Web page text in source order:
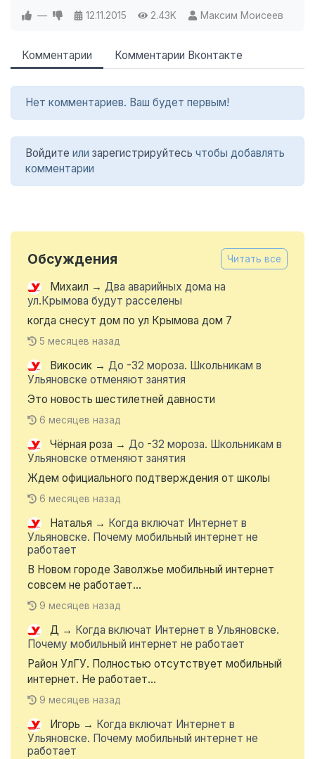
— 12.11.2015 2.43K Максим Моисеев
Комментарии Комментарии Вконтакте
Нет комментариев. Ваш будет первым!
Войдите или зарегистрируйтесь чтобы добавлять
комментарии
Обсуждения Читать все
Михаил → Два аварийных дома на
ул.Крымова будут расселены
когда снесут дом по ул Крымова дом 7
5 месяцев назад
Викосик → До -32 мороза. Школьникам в
Ульяновске отменяют занятия
Это новость шестилетней давности
6 месяцев назад
Чёрная роза → До -32 мороза. Школьникам в
Ульяновске отменяют занятия
Ждем официального подтверждения от школы
6 месяцев назад
Наталья → Когда включат Интернет в
Ульяновске. Почему мобильный интернет не
работает
В Новом городе Заволжье мобильный интернет
совсем не работает...
9 месяцев назад
Д → Когда включат Интернет в Ульяновске.
Почему мобильный интернет не работает
Район УлГУ. Полностью отсутствует мобильный
интернет. Не работает...
9 месяцев назад
Игорь → Когда включат Интернет в
Ульяновске. Почему мобильный интернет не
работает